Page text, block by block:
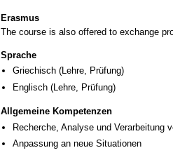
Erasmus
The course is also offered to exchange
Sprache
Griechisch (Lehre, Prüfung)
Englisch (Lehre, Prüfung)
Allgemeine Kompetenzen
Recherche, Analyse und Verarbeitung
Anpassung an neue Situationen